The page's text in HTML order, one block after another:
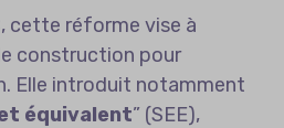
cette réforme vise à
construction pour
Elle introduit notamment
équivalent” (SEE),